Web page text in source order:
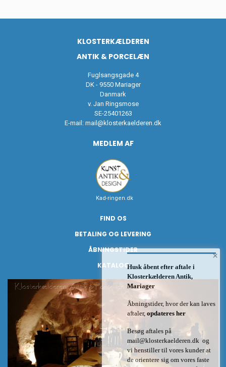
KLOSTERKÆLDEREN
ANTIK & PORCELÆN
Fuglsangsgade 4
DK - 9550 Mariager
Danmark
v. Jan Ringsmose
SE-25401263
E-mail: mail@klosterkaelderen.dk
MEDLEM AF
Kad-ringen.dk
FIND OS
BETALING OG LEVERING
ÅBNINGSTIDER
KATALOG
×
Husk åbent efter aftale i
Klosterkælderen Antik,
Mariager
Åbningstider, hvor der kan laves
aftaler, opdateres her
Besøg aftales på
mail@klosterkaelderen.dk og
vi henstiller til vores kunder at
de orientere sig om vores faste